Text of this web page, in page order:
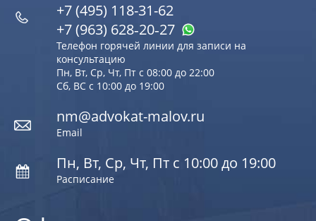
+7 (495) 118-31-62
+7 (963) 628‑20‑27
Телефон горячей линии для записи на
консультацию
Пн, Вт, Ср, Чт, Пт с 08:00 до 22:00
Сб, ВС с 10:00 до 19:00
nm@advokat-malov.ru
Email
Пн, Вт, Ср, Чт, Пт с 10:00 до 19:00
Расписание